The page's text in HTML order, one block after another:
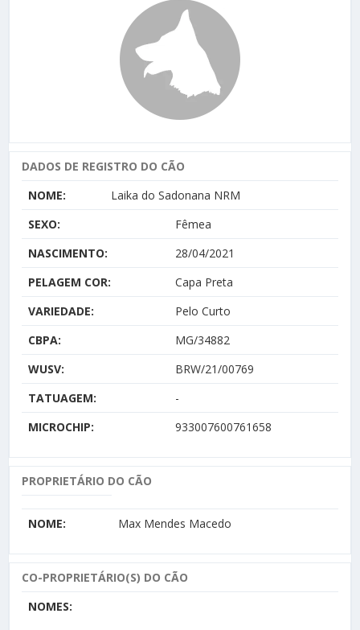
DADOS DE REGISTRO DO CÃO
NOME:
Laika do Sadonana NRM
SEXO:
Fêmea
NASCIMENTO:
28/04/2021
PELAGEM COR:
Capa Preta
VARIEDADE:
Pelo Curto
CBPA:
MG/34882
WUSV:
BRW/21/00769
TATUAGEM:
-
MICROCHIP:
933007600761658
PROPRIETÁRIO DO CÃO
NOME: Max Mendes Macedo
CO-PROPRIETÁRIO(S) DO CÃO
NOMES: